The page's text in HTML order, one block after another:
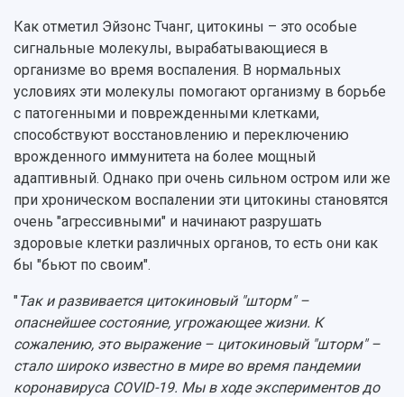
Как отметил Эйзонс Тчанг, цитокины – это особые
сигнальные молекулы, вырабатывающиеся в
организме во время воспаления. В нормальных
условиях эти молекулы помогают организму в борьбе
с патогенными и поврежденными клетками,
способствуют восстановлению и переключению
врожденного иммунитета на более мощный
адаптивный. Однако при очень сильном остром или же
при хроническом воспалении эти цитокины становятся
очень "агрессивными" и начинают разрушать
здоровые клетки различных органов, то есть они как
бы "бьют по своим".
"Так и развивается цитокиновый "шторм" –
опаснейшее состояние, угрожающее жизни. К
сожалению, это выражение – цитокиновый "шторм" –
стало широко известно в мире во время пандемии
коронавируса COVID-19. Мы в ходе экспериментов до